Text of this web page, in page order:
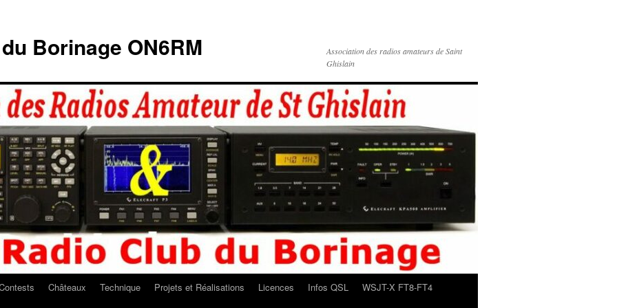
Borinage ON6RM
Association des radios amateurs de Saint
Ghislain
Châteaux Technique Projets et Réalisations Licences Infos QSL
WSJT-X FT8-FT4